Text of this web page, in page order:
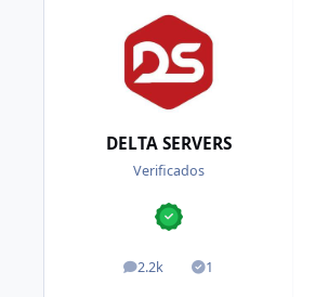
DELTA SERVERS
Verificados
2.2k
posts 1
Soluções